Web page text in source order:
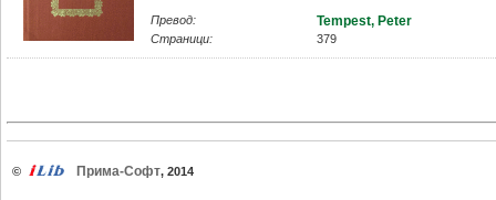
Превод: Tempest, Peter
Страници: 379
© Прима-Софт, 2014